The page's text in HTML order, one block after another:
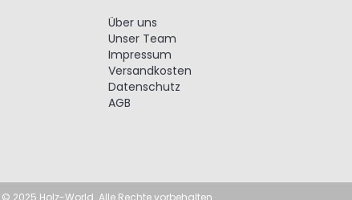
Über uns
Unser Team
Impressum
Versandkosten
Datenschutz
AGB
© 2025 Holz-World. Alle Rechte vorbehalten.